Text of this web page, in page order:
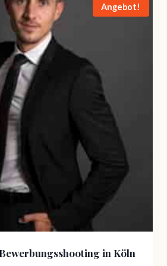
Angebot!
in Köln